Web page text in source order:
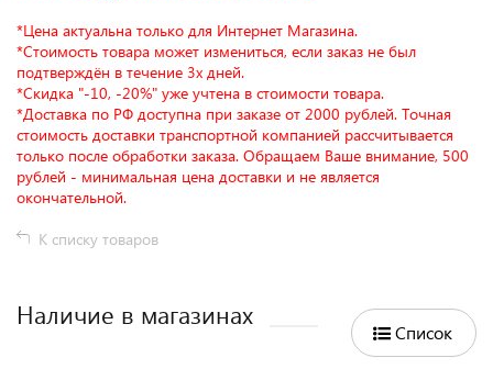
*Цена актуальна только для Интернет Магазина.
*Стоимость товара может измениться, если заказ не был
подтверждён в течение 3х дней.
*Скидка "-10, -20%" уже учтена в стоимости товара.
*Доставка по РФ доступна при заказе от 2000 рублей. Точная
стоимость доставки транспортной компанией рассчитывается
только после обработки заказа. Обращаем Ваше внимание, 500
рублей - минимальная цена доставки и не является
окончательной.
К списку товаров
Наличие в магазинах
Список